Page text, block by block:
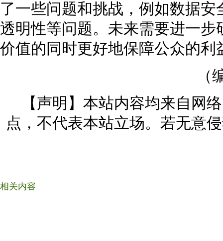
了一些问题和挑战，例如数据
透明性等问题。未来需要进一
价值的同时更好地保障公众的利
（
【声明】本站内容均来自网
点，不代表本站立场。若无意
相关内容